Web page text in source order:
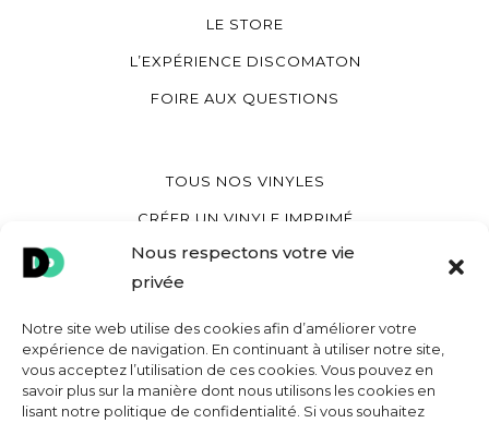
Nous respectons votre vie
privée
Notre site web utilise des cookies afin d’améliorer votre
expérience de navigation. En continuant à utiliser notre site,
vous acceptez l’utilisation de ces cookies. Vous pouvez en
savoir plus sur la manière dont nous utilisons les cookies en
lisant notre politique de confidentialité. Si vous souhaitez
LE STORE
L’EXPÉRIENCE DISCOMATON
FOIRE AUX QUESTIONS
TOUS NOS VINYLES
CRÉER UN VINYLE IMPRIMÉ
CRÉER UN VINYLE COEUR
CRÉER UNE POCHETTE VINYLE
MON COMPTE
CONTACT